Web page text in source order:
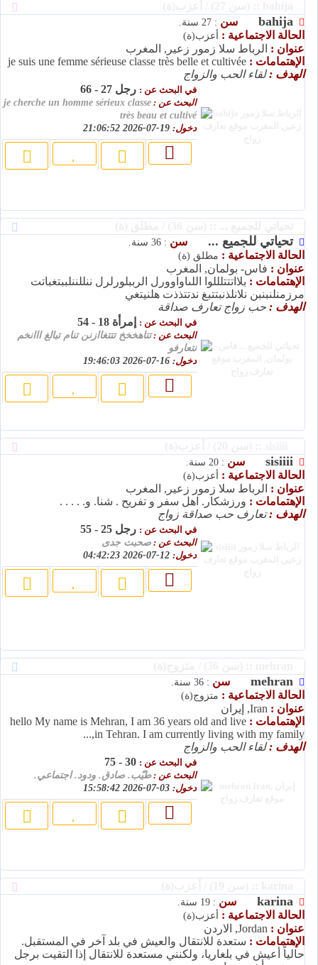
bahija سن : 27 سنة.
الحالة الاجتماعية : أعزب(ة)
عنوان : الرباط سلا زمور زعير, المغرب
الإهتمامات : je suis une femme sérieuse classe très belle et cultivée
الهدف :لقاء الحب والزواج
في البحث عن : رجل 27 - 66
البحث عن : je cherche un homme sérieux classe
très beau et cultivé
دخول:
تحياتي للجميع ... سن : 36 سنة.
الحالة الاجتماعية : مطلق (ة)
عنوان : فاس- بولمان, المغرب
الإهتمامات : بلااتتتلللوا اللىاواوورل الرببلورلرل ننللننلببتغباتت
مرزمنلنبنبن نلانلذنبتتبغ ندتتذذت هلنيتغي
الهدف : حب زواج تعارف صداقة
في البحث عن : إمرأة 18 - 54
البحث عن :تتاهخخخ تتتغاازنن تنام تبالغ ااانخم
نتعارفو
دخول:
sisiiii سن : 20 سنة.
الحالة الاجتماعية : أعزب(ة)
عنوان : الرباط سلا زمور زعير, المغرب
الإهتمامات : ورزشکار. اهل سفر و تفریح . شنا. و. . . . .
الهدف :تعارف حب صداقة زواج
في البحث عن : رجل 25 - 55
البحث عن : صحبت جدی
دخول:
mehran سن : 36 سنة.
الحالة الاجتماعية : متزوج(ة)
عنوان : Iran, إيران
الإهتمامات : hello My name is Mehran, I am 36 years old and live
in Tehran. I am currently living with my family,...
الهدف :لقاء الحب والزواج
في البحث عن :
البحث عن :طيّب. صادق. ودود. اجتماعي.
دخول:
karina سن : 19 سنة.
الحالة الاجتماعية : أعزب(ة)
عنوان : Jordan, الاردن
الإهتمامات : ستعدة للانتقال والعيش في بلد آخر في المستقبل.
حالياً أعيش في بلغاريا، ولكنني مستعدة للانتقال إذا التقيت برجل